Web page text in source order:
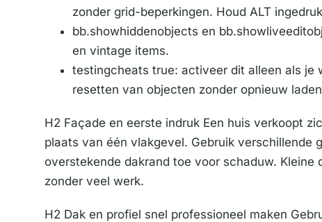
zonder grid-beperkingen. Houd ALT
bb.showhiddenobjects en
en vintage items.
testingcheats true: activeer dit alleen als je
resetten van objecten zonder opnieuw
H2 Façade en eerste indruk Een huis verkoopt
plaats van één vlakgevel. Gebruik
overstekende dakrand toe voor schaduw.
zonder veel werk.
H2 Dak en profiel snel professioneel maken